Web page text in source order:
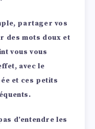
partager vos
des mots doux et
vous vous
avec le
et ces petits
d’entendre les